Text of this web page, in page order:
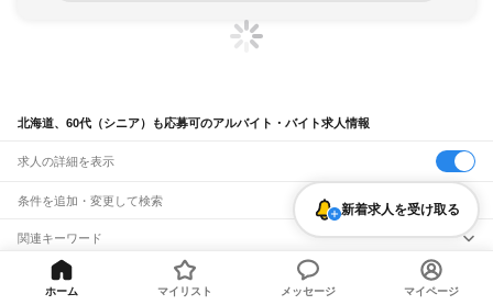
北海道、60代（シニア）も応募可のアルバイト・バイト求人情報
求人の詳細を表示
条件を追加・変更して検索
市区町村を追加・変更
北海道
北海道すべて
駅を追加・変更
関連キーワード
完全在宅ワーク 全国 シール貼り 在宅 ガチャガチャ
バイトTOP
60代（シニア）も応募可のアルバイト・バイト・求人
新着求人を受け取る
ホーム マイリスト メッセージ マイページ